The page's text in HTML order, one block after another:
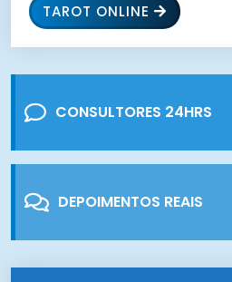
TAROT ONLINE
CONSULTORES 24HRS
DEPOIMENTOS REAIS